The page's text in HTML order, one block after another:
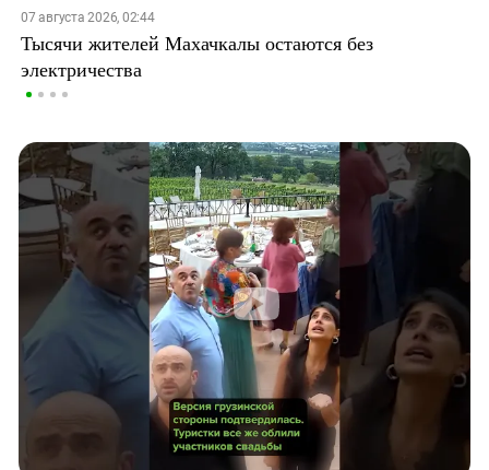
07 августа 2026, 02:44
Тысячи жителей Махачкалы остаются без
электричества